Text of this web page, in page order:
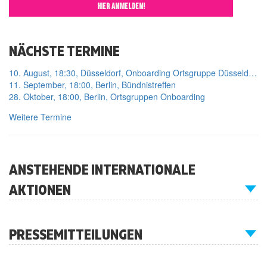
HIER ANMELDEN!
NÄCHSTE TERMINE
10. August, 18:30, Düsseldorf, Onboarding Ortsgruppe Düsseldorf
11. September, 18:00, Berlin, Bündnistreffen
28. Oktober, 18:00, Berlin, Ortsgruppen Onboarding
Weitere Termine
ANSTEHENDE INTERNATIONALE
AKTIONEN
PRESSEMITTEILUNGEN